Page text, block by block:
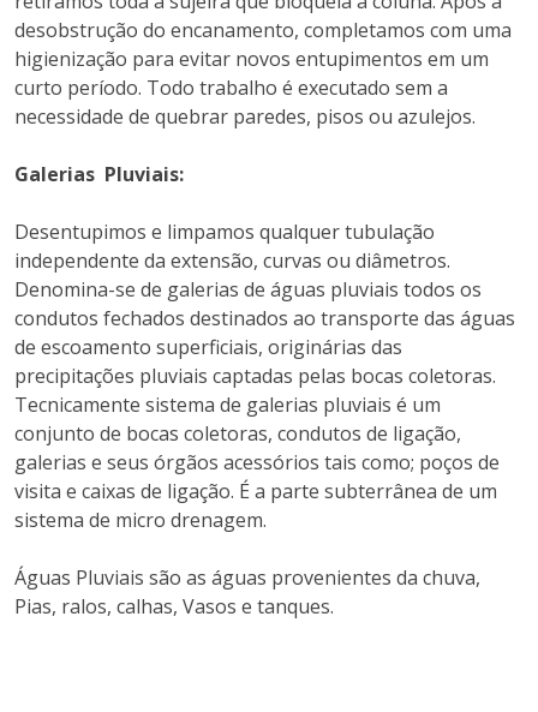
desobstrução do encanamento, completamos com uma
higienização para evitar novos entupimentos em um
curto período. Todo trabalho é executado sem a
necessidade de quebrar paredes, pisos ou azulejos.
Galerias Pluviais:
Desentupimos e limpamos qualquer tubulação
independente da extensão, curvas ou diâmetros.
Denomina-se de galerias de águas pluviais todos os
condutos fechados destinados ao transporte das águas
de escoamento superficiais, originárias das
precipitações pluviais captadas pelas bocas coletoras.
Tecnicamente sistema de galerias pluviais é um
conjunto de bocas coletoras, condutos de ligação,
galerias e seus órgãos acessórios tais como; poços de
visita e caixas de ligação. É a parte subterrânea de um
sistema de micro drenagem.
Águas Pluviais são as águas provenientes da chuva,
Pias, ralos, calhas, Vasos e tanques.